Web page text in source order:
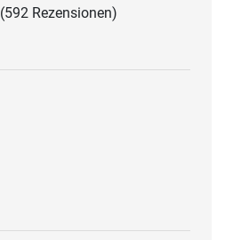
(592 Rezensionen)